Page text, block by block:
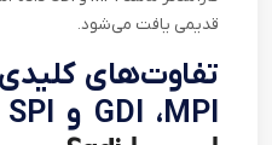
قدیمی یافت می‌شود.
تفاوت‌های
GDI ،MPI و SPI |